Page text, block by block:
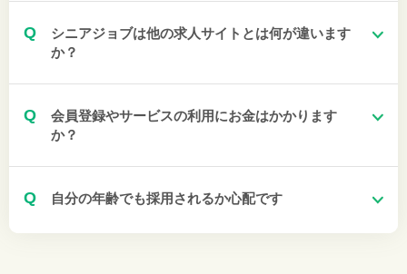
Q
シニアジョブは他の求人サイトとは何が違います
か？
Q
会員登録やサービスの利用にお金はかかります
か？
Q 自分の年齢でも採用されるか心配です